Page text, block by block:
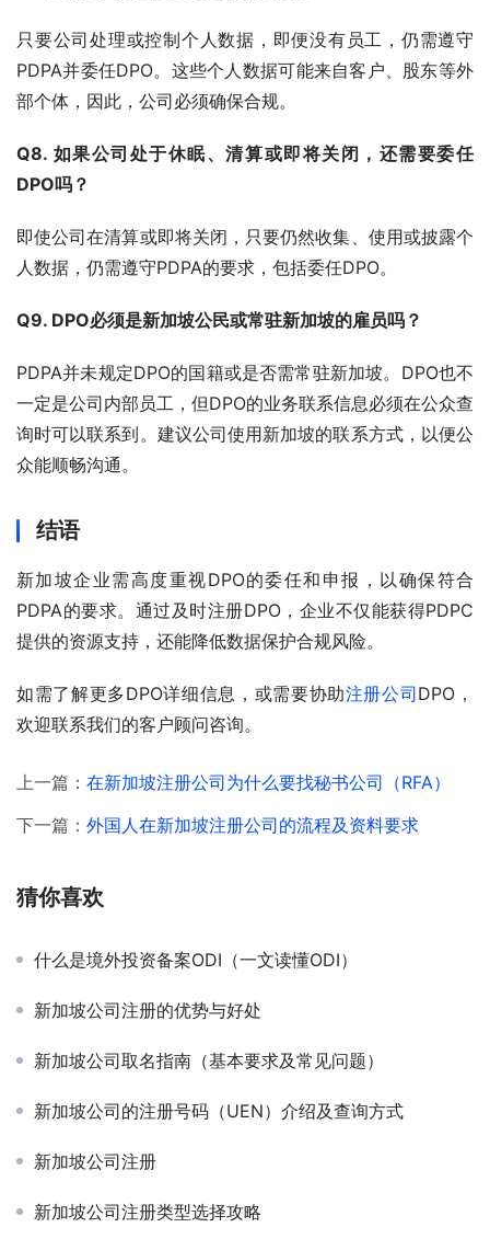
只要公司处理或控制个人数据，即便没有员工，仍需遵守
PDPA并委任DPO。这些个人数据可能来自客户、股东等外
部个体，因此，公司必须确保合规。
Q8. 如果公司处于休眠、清算或即将关闭，还需要委任
DPO吗？
即使公司在清算或即将关闭，只要仍然收集、使用或披露个
人数据，仍需遵守PDPA的要求，包括委任DPO。
Q9. DPO必须是新加坡公民或常驻新加坡的雇员吗？
PDPA并未规定DPO的国籍或是否需常驻新加坡。DPO也不
一定是公司内部员工，但DPO的业务联系信息必须在公众查
询时可以联系到。建议公司使用新加坡的联系方式，以便公
众能顺畅沟通。
结语
新加坡企业需高度重视DPO的委任和申报，以确保符合
PDPA的要求。通过及时注册DPO，企业不仅能获得PDPC
提供的资源支持，还能降低数据保护合规风险。
如需了解更多DPO详细信息，或需要协助注册公司DPO，
欢迎联系我们的客户顾问咨询。
上一篇： 在新加坡注册公司为什么要找秘书公司（RFA）
下一篇： 外国人在新加坡注册公司的流程及资料要求
猜你喜欢
什么是境外投资备案ODI（一文读懂ODI）
新加坡公司注册的优势与好处
新加坡公司取名指南（基本要求及常见问题）
新加坡公司的注册号码（UEN）介绍及查询方式
新加坡公司注册
新加坡公司注册类型选择攻略